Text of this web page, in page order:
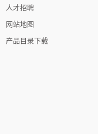
人才招聘
网站地图
产品目录下载